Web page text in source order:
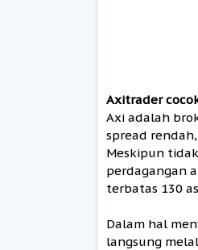
Axitrader
Axi adalah
spread
Meskipun
perdagangan
terbatas 130
Dalam hal
langsung